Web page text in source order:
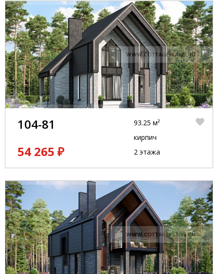
104-81
54 265 ₽
93.25 м²
кирпич
2 этажа